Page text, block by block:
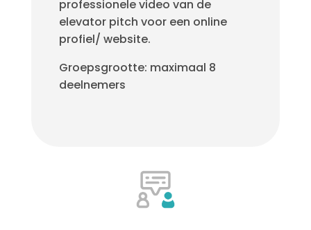
professionele video van de
elevator pitch voor een online
profiel/ website.
Groepsgrootte: maximaal 8
deelnemers